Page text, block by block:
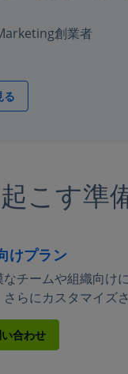
創業者
る
こす準
けプラン
なチームや組織向け
さらにカスタマイズ
合わせ